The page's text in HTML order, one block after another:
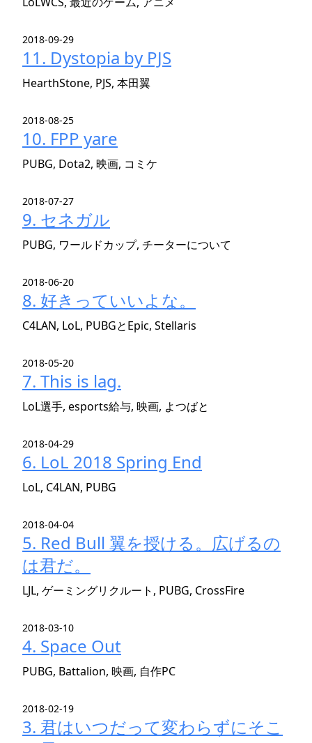
2018-09-29
11. Dystopia by PJS
HearthStone, PJS, 本田翼
2018-08-25
10. FPP yare
PUBG, Dota2, 映画, コミケ
2018-07-27
9. セネガル
PUBG, ワールドカップ, チーターについて
2018-06-20
8. 好きっていいよな。
C4LAN, LoL, PUBGとEpic, Stellaris
2018-05-20
7. This is lag.
LoL選手, esports給与, 映画, よつばと
2018-04-29
6. LoL 2018 Spring End
LoL, C4LAN, PUBG
2018-04-04
5. Red Bull 翼を授ける。広げるの
は君だ。
LJL, ゲーミングリクルート, PUBG, CrossFire
2018-03-10
4. Space Out
PUBG, Battalion, 映画, 自作PC
2018-02-19
3. 君はいつだって変わらずにそこ